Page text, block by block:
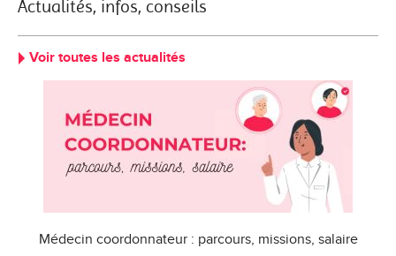
Actualités, infos, conseils
Voir toutes les actualités
Médecin coordonnateur : parcours, missions, salaire